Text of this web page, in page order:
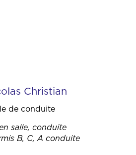
Christian
de conduite
salle, conduite
B, C, A conduite